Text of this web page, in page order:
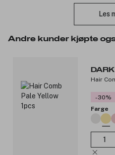
Størrelse: 13 x 9 x 1,5–2 cm.
3354331
Les
Andre kunder kjøpte
DARK
Hair
-30%
Farge